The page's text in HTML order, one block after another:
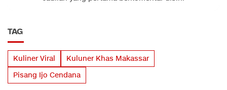
TAG
Kuliner Viral
Kuluner Khas Makassar
Pisang Ijo Cendana